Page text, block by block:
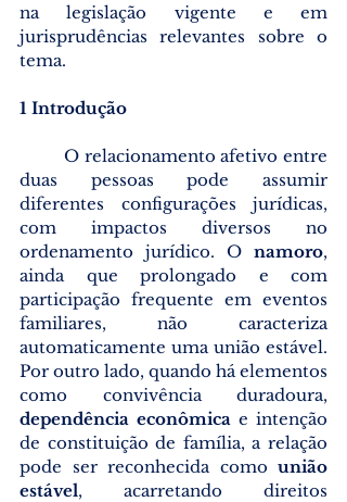
na legislação vigente e em
jurisprudências relevantes sobre o
tema.
1 Introdução
duas pessoas pode assumir
diferentes configurações jurídicas,
com impactos diversos no
ordenamento jurídico. O namoro,
ainda que prolongado e com
participação frequente em eventos
familiares, não caracteriza
automaticamente uma união estável.
Por outro lado, quando há elementos
dependência econômica e intenção
de constituição de família, a relação
pode ser reconhecida como união
estável, acarretando direitos